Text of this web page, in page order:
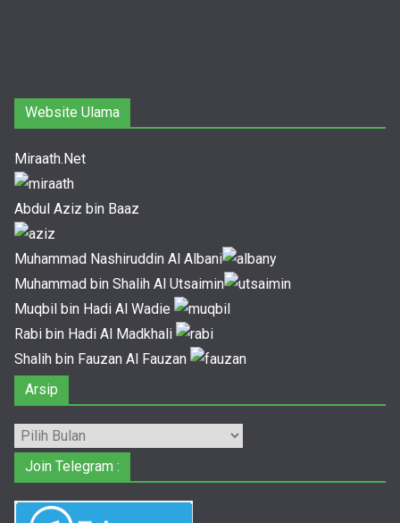
Website Ulama
Miraath.Net
Abdul Aziz bin Baaz
Muhammad Nashiruddin Al Albani
Muhammad bin Shalih Al Utsaimin
Muqbil bin Hadi Al Wadie
Rabi bin Hadi Al Madkhali
Shalih bin Fauzan Al Fauzan
Arsip
Arsip
Join Telegram :